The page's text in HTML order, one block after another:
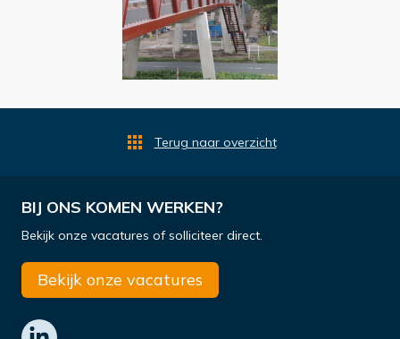
Terug naar overzicht
BIJ ONS KOMEN WERKEN?
Bekijk onze vacatures of solliciteer direct.
Bekijk onze vacatures